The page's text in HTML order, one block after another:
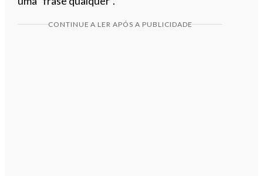
CONTINUE A LER APÓS A PUBLICIDADE